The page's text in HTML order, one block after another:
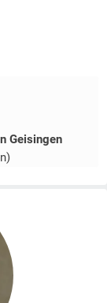
Geisingen